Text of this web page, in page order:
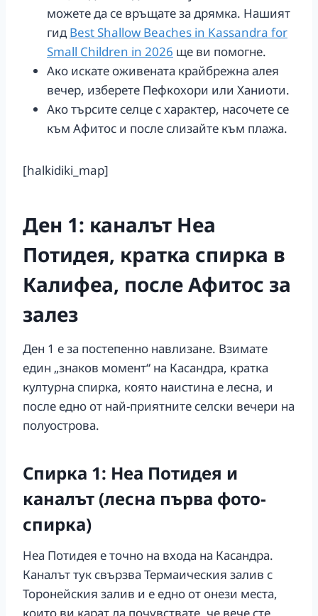
можете да се връщате за дрямка. Нашият
гидBest Shallow Beaches in Kassandra for
Small Children in 2026 ще ви помогне.
Ако искате оживената крайбрежна алея
вечер, изберете Пефкохори или Ханиоти.
Ако търсите селце с характер, насочете се
към Афитос и после слизайте към плажа.
[halkidiki_map]
Ден 1: каналът Неа
Потидея, кратка спирка в
Калифеа, после Афитос за
залез
Ден 1 е за постепенно навлизане. Взимате
един „знаков момент“ на Касандра, кратка
културна спирка, която наистина е лесна, и
после едно от най-приятните селски вечери на
полуострова.
Спирка 1: Неа Потидея и
каналът (лесна първа фото-
спирка)
Неа Потидея е точно на входа на Касандра.
Каналът тук свързва Термаическия залив с
Торонейския залив и е едно от онези места,
които ви карат да почувствате, че вече сте